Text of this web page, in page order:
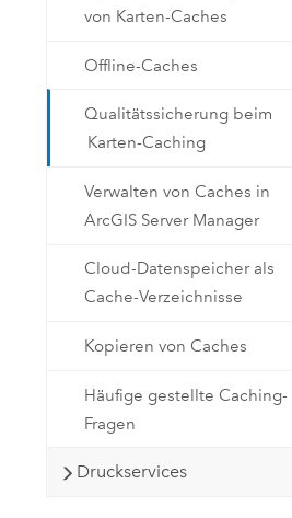
von Karten-Caches
Offline-Caches
Qualitätssicherung beim
Karten-Caching
Verwalten von Caches in
ArcGIS Server Manager
Cloud-Datenspeicher als
Cache-Verzeichnisse
Kopieren von Caches
Häufige gestellte Caching-
Fragen
Druckservices